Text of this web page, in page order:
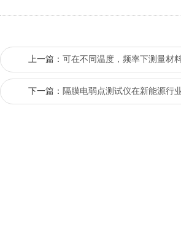
上一篇： 可在不同温度，频率下测量材
下一篇： 隔膜电弱点测试仪在新能源行